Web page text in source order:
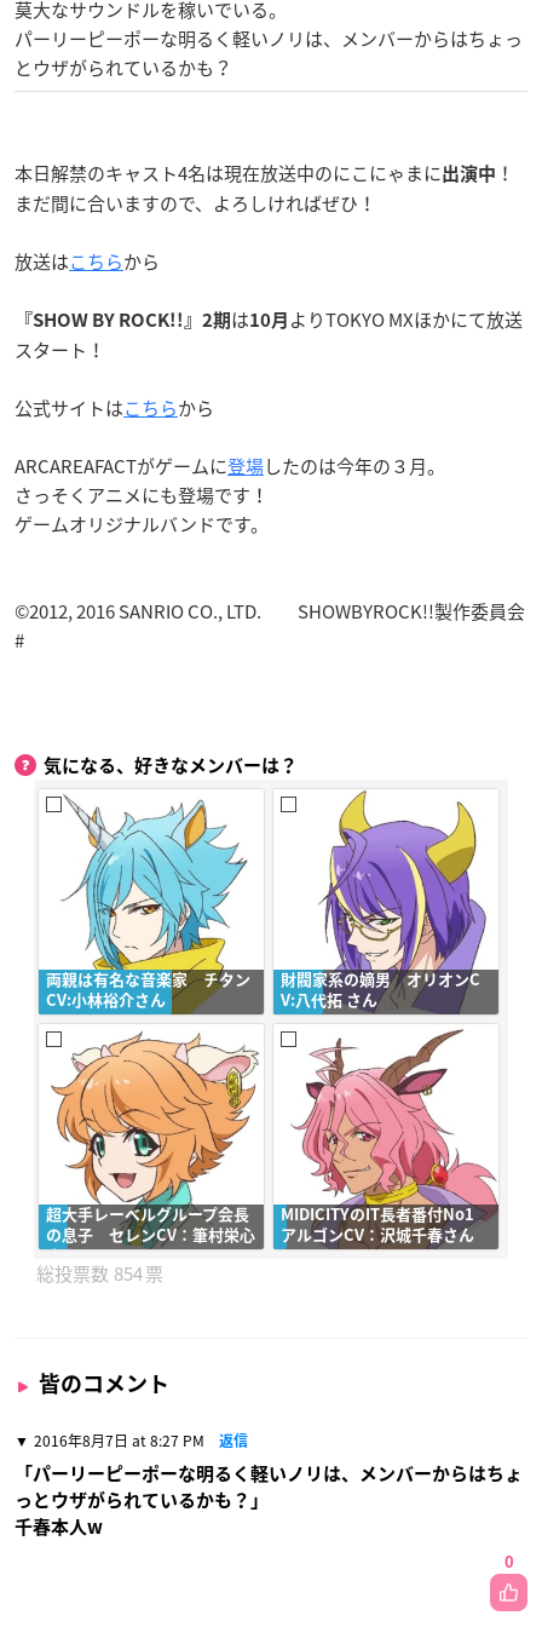
莫大なサウンドルを稼いでいる。
パーリーピーポーな明るく軽いノリは、メンバーからはちょっ
とウザがられているかも？
本日解禁のキャスト4名は現在放送中のにこにゃまに出演中 ！
まだ間に合いますので、よろしければぜひ！
放送はこちらから
『SHOW BY ROCK!!』2期 は10月 よりTOKYO MXほかにて放送
スタート！
公式サイトはこちらから
ARCAREAFACTがゲームに登場したのは今年の３月。
さっそくアニメにも登場です！
ゲームオリジナルバンドです。
©2012, 2016 SANRIO CO., LTD. SHOWBYROCK!!製作委員会
#
気になる、好きなメンバーは？
両親は有名な音楽家 チタン
CV:小林裕介さん
財閥家系の嫡男 オリオンC
V:八代拓 さん
超大手レーベルグループ会長
の息子 セレンCV：筆村栄心
MIDICITYのIT長者番付No1
アルゴンCV：沢城千春さん
854
皆のコメント
2016年8月7日 at 8:27 PM 返信
「パーリーピーポーな明るく軽いノリは、メンバーからはちょ
っとウザがられているかも？」
千春本人w
0